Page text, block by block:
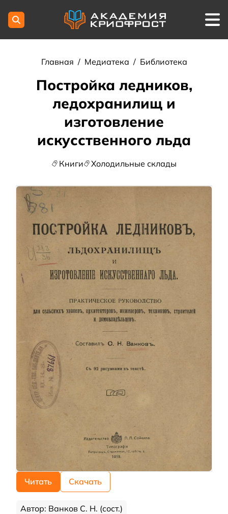
Главная / Медиатека / Библиотека
Постройка ледников,
ледохранилищ и
изготовление
искусственного льда
Книги Холодильные склады
Читать Скачать
Автор: Ванков С. Н. (сост.)